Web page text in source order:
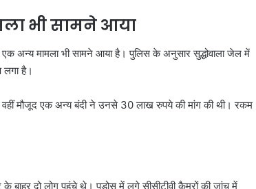
भी सामने आया
अन्य मामला भी सामने आया है। पुलिस के अनुसार सुद्धोवाला जेल में
लगा है।
मौजूद एक अन्य बंदी ने उनसे 30 लाख रुपये की मांग की थी। रकम
बाहर दो लोग पहुंचे थे। पड़ोस में लगे सीसीटीवी कैमरों की जांच में